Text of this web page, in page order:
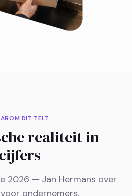
DIT TELT
realiteit in
cijfers
2026 — Jan Hermans over
ondernemers.